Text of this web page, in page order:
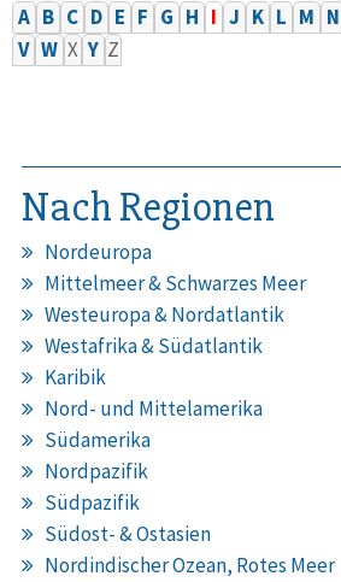
A B C D E F G H I J K L M N
V W X Y Z
Nach Regionen
Nordeuropa
Mittelmeer & Schwarzes Meer
Westeuropa & Nordatlantik
Westafrika & Südatlantik
Karibik
Nord- und Mittelamerika
Südamerika
Nordpazifik
Südpazifik
Südost- & Ostasien
Nordindischer Ozean, Rotes Meer